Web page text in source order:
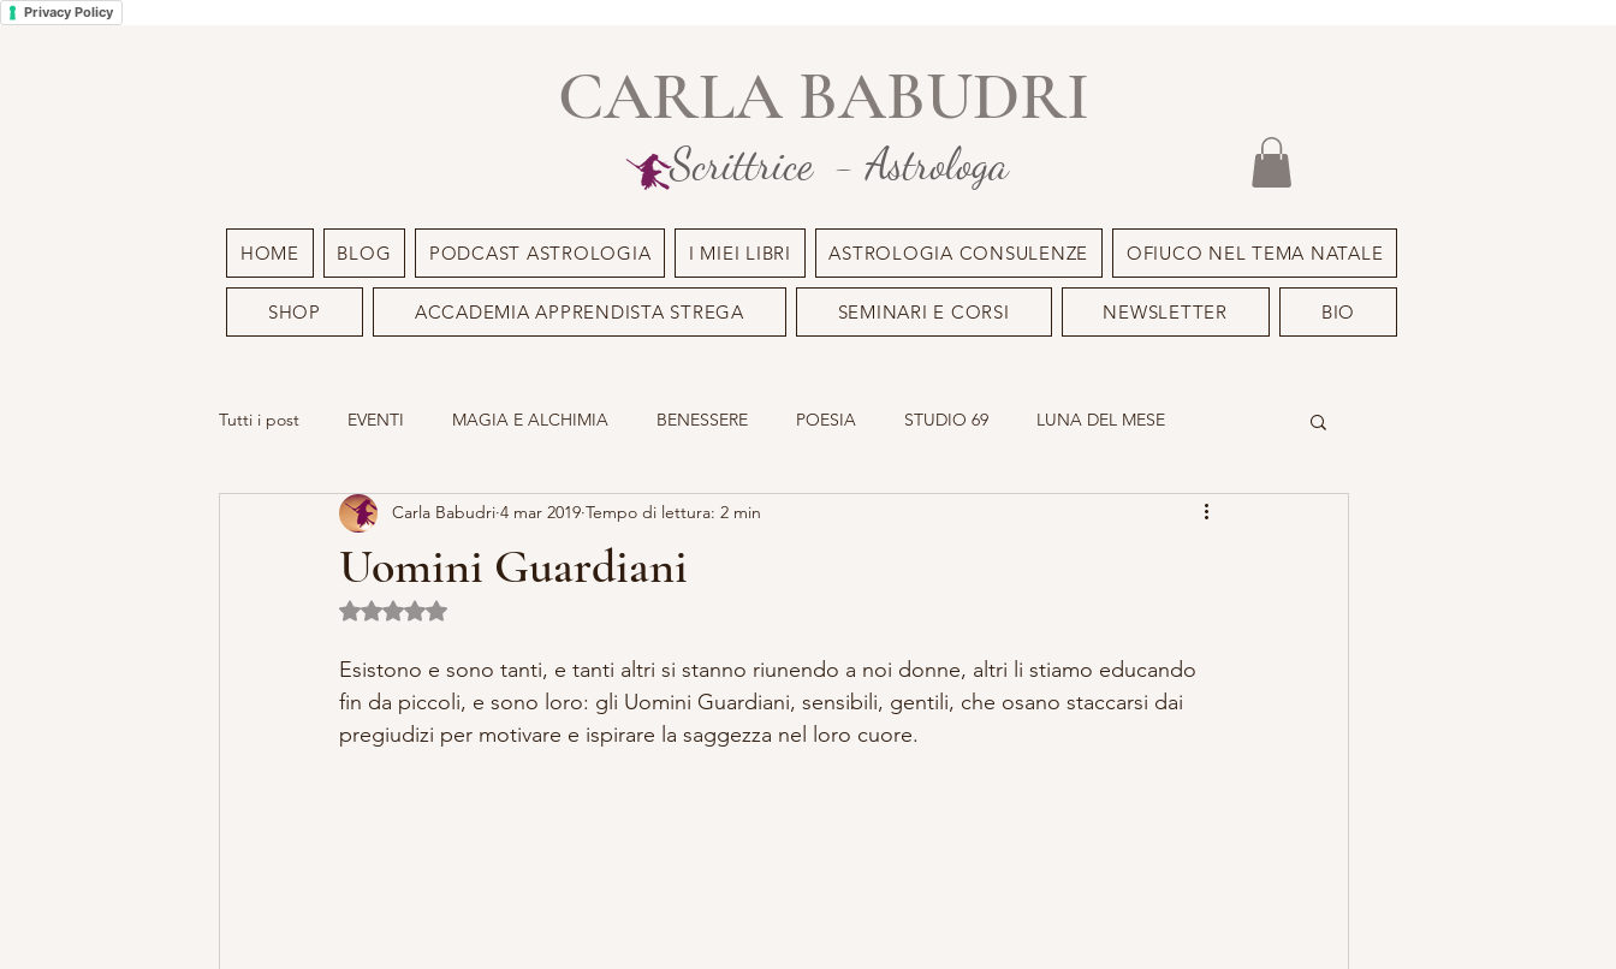
Privacy Policy
CARLA BABUDRI
Scrittrice - Astrologa
HOME BLOG PODCAST ASTROLOGIA I MIEI LIBRI ASTROLOGIA CONSULENZE OFIUCO NEL TEMA NATALE
SHOP ACCADEMIA APPRENDISTA STREGA SEMINARI E CORSI NEWSLETTER BIO
Tutti i post EVENTI MAGIA E ALCHIMIA BENESSERE POESIA STUDIO 69 LUNA DEL MESE
LA MIA ARTE SACRO FEMMINILE OLISTICO SACRO MASCHILE DEIMON ISPIRATORE
MISTERO E ARTE
LILLYBET BAMBOLINE STORIA E OCCULTISMO SCRITTURA RITUALI
Uomini Guardiani
Carla Babudri 4 mar 2019 Tempo di lettura: 2 min
Valutazione NaN stelle su 5.
Esistono e sono tanti, e tanti altri si stanno riunendo a noi donne, altri li stiamo educando
fin da piccoli, e sono loro: gli Uomini Guardiani, sensibili, gentili, che osano staccarsi dai
pregiudizi per motivare e ispirare la saggezza nel loro cuore.